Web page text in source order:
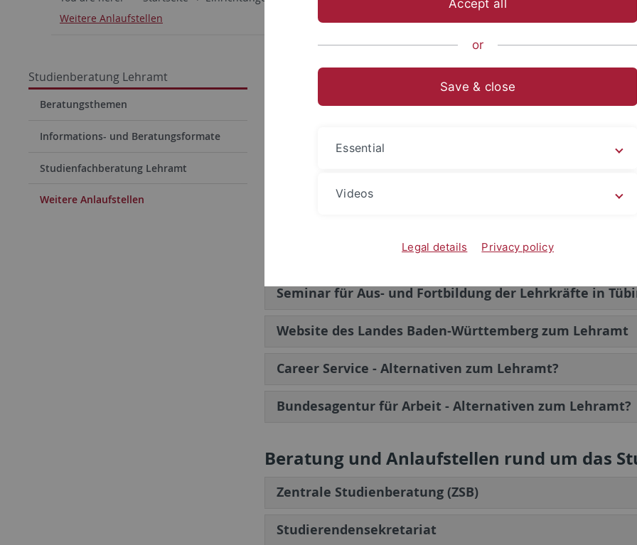
Weitere Anlaufstellen
Studienberatung Lehramt
Beratungsthemen
Informations- und Beratungsformate
Studienfachberatung Lehramt
Weitere Anlaufstellen
Beratung und Anlaufstellen rund um das
Studienfachberatung Lehramt
Fachschaften
Regierungspräsidium, Abteilung 7 - Schule und Bildung
Seminar für Aus- und Fortbildung der Lehrkräfte in
Website des Landes Baden-Württemberg zum Lehramt
Career Service - Alternativen zum Lehramt?
Bundesagentur für Arbeit - Alternativen zum Lehramt?
Beratung und Anlaufstellen rund um das
Zentrale Studienberatung (ZSB)
Studierendensekretariat
Accept all
or
Save & close
Essential
Videos
Legal details Privacy policy